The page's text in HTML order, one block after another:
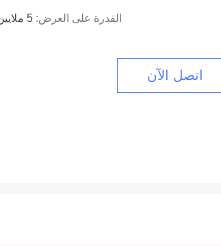
القدرة على العرض: 5 ملايين أكمام في اليوم
اتصل الآن